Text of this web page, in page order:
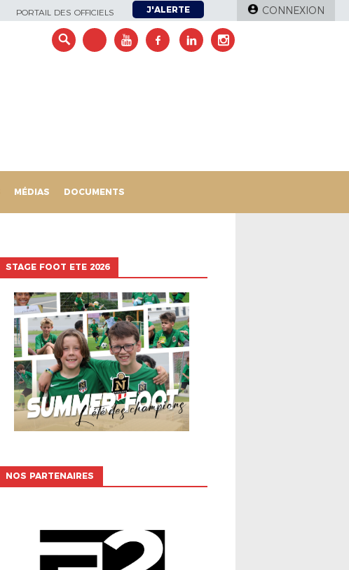
PORTAIL DES OFFICIELS J'ALERTE CONNEXION
MÉDIAS DOCUMENTS
STAGE FOOT ETE 2026
NOS PARTENAIRES